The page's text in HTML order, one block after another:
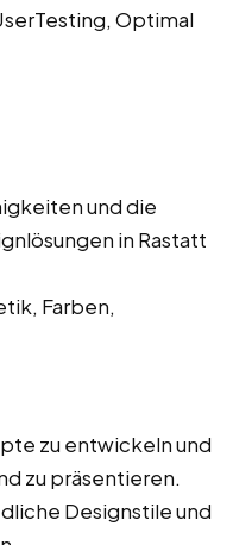
Optimal
und die
in Rastatt
Farben,
zu entwickeln und
zu präsentieren.
Designstile und